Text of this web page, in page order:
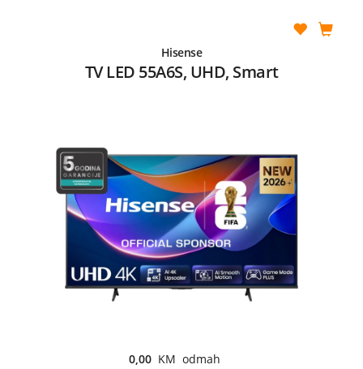
Hisense
TV LED 55A6S, UHD, Smart
0,00 KM odmah